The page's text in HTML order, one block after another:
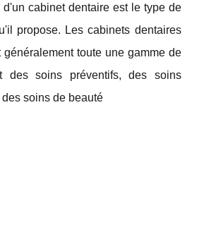
cabinet dentaire est le type de
propose. Les cabinets dentaires
toute une gamme de
des soins préventifs, des soins
soins de beauté